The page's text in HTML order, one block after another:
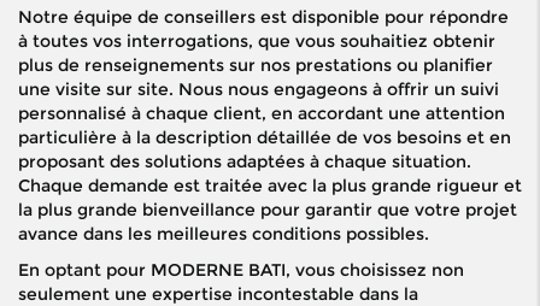
Notre équipe de conseillers est disponible pour répondre
à toutes vos interrogations, que vous souhaitiez obtenir
plus de renseignements sur nos prestations ou planifier
une visite sur site. Nous nous engageons à offrir un suivi
personnalisé à chaque client, en accordant une attention
particulière à la description détaillée de vos besoins et en
proposant des solutions adaptées à chaque situation.
Chaque demande est traitée avec la plus grande rigueur et
la plus grande bienveillance pour garantir que votre projet
avance dans les meilleures conditions possibles.
En optant pour MODERNE BATI, vous choisissez non
seulement une expertise incontestable dans la